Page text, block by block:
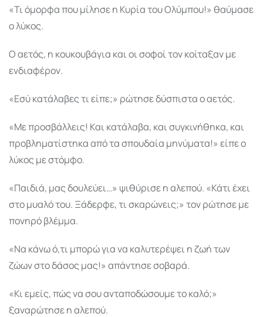
«Τι όμορφα που μίλησε η Κυρία του Ολύμπου!» θαύμασε
ο λύκος.
Ο αετός, η κουκουβάγια και οι σοφοί τον κοίταξαν με
ενδιαφέρον.
«Εσύ κατάλαβες τι είπε;» ρώτησε δύσπιστα ο αετός.
«Με προσβάλλεις! Και κατάλαβα, και συγκινήθηκα, και
προβληματίστηκα από τα σπουδαία μηνύματα!» είπε ο
λύκος με στόμφο.
«Παιδιά, μας δουλεύει…» ψιθύρισε η αλεπού. «Κάτι έχει
στο μυαλό του. Ξάδερφε, τι σκαρώνεις;» τον ρώτησε με
πονηρό βλέμμα.
«Να κάνω ό,τι μπορώ για να καλυτερέψει η ζωή των
ζώων στο δάσος μας!» απάντησε σοβαρά.
«Κι εμείς, πώς να σου ανταποδώσουμε το καλό;»
ξαναρώτησε η αλεπού.